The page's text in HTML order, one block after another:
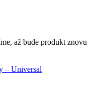
až bude produkt znovu